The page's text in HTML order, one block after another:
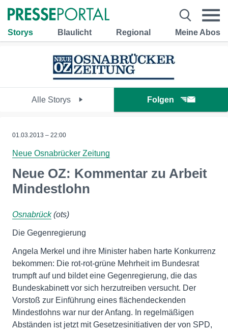
Storys Blaulicht Regional Meine Abos
Alle Storys Folgen
01.03.2013 – 22:00
Neue Osnabrücker Zeitung
Neue OZ: Kommentar zu Arbeit
Mindestlohn
Osnabrück(ots)
Die Gegenregierung
Angela Merkel und ihre Minister haben harte Konkurrenz
bekommen: Die rot-rot-grüne Mehrheit im Bundesrat
trumpft auf und bildet eine Gegenregierung, die das
Bundeskabinett vor sich herzutreiben versucht. Der
Vorstoß zur Einführung eines flächendeckenden
Mindestlohns war nur der Anfang. In regelmäßigen
Abständen ist jetzt mit Gesetzesinitiativen der von SPD,